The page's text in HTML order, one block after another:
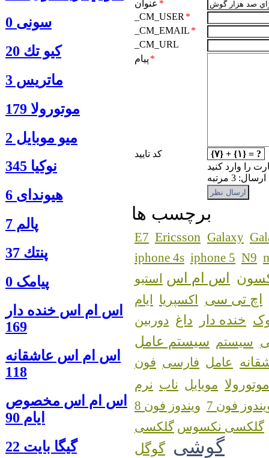
سونی 0
كيو تك 20
ماتريس 3
موتورولا 179
ميو موبايل 2
نوكيا 345
هیوندای 6
پالم 7
پنتك 37
پیامک 0
اس ام اس خنده دار
169
اس ام اس عاشقانه
118
اس ام اس مخصوص
ایام 90
گيگا بايت 22
عنوان *
_CM_USER *
_CM_EMAIL *
_CM_URL
پیام *
کد تایید
{۷} + {۱} = ?
را وارد کنید
3 مرتبه
برچسب ها
E7 Ericsson Galaxy
iphone 4s iphone 5 N9
اس ام اس استیو
اچ تی سی اکسپریا ایام
خنده دار داغ دوربین
سیستم سیستم عامل
عامل فارسی فون
موتورولا مویایل ناب نرم
فون 7
ویندوز فون 8
گلکسی نکسوس
گوشی گوگل